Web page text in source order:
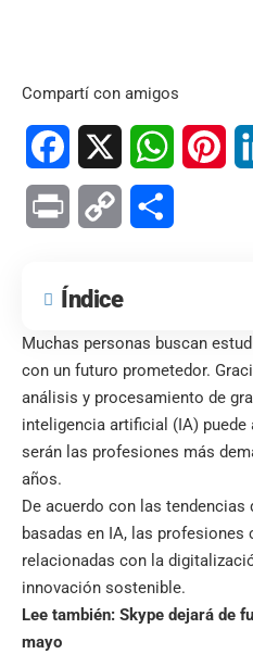
Compartí con amigos
Facebook WhatsApp
Print Copy
Índice
Muchas personas buscan
con un futuro prometedor.
análisis y procesamiento de
inteligencia artificial (IA) puede
serán las profesiones más
años.
De acuerdo con las
basadas en IA, las
relacionadas con la
innovación sostenible.
Lee también: Skype dejará de
mayo